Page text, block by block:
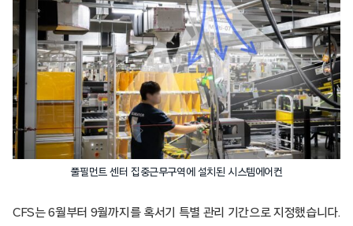
풀필먼트 센터 집중근무구역에 설치된 시스템에어컨
CFS는 6월부터 9월까지를 혹서기 특별 관리 기간으로 지정했습니다.